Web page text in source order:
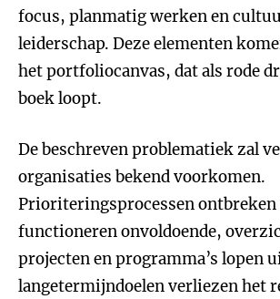
focus, planmatig werken en
leiderschap. Deze elementen
het portfoliocanvas, dat als rode
boek loopt.
De beschreven problematiek zal
organisaties bekend voorkomen.
Prioriteringsprocessen ontbreken
functioneren onvoldoende,
projecten en programma’s lopen
langetermijndoelen verliezen het